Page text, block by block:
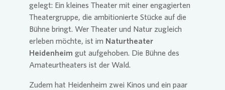
gelegt: Ein kleines Theater mit einer engagierten
Theatergruppe, die ambitionierte Stücke auf die
Bühne bringt. Wer Theater und Natur zugleich
erleben möchte, ist im Naturtheater
Heidenheim gut aufgehoben. Die Bühne des
Amateurtheaters ist der Wald.
Zudem hat Heidenheim zwei Kinos und ein paar